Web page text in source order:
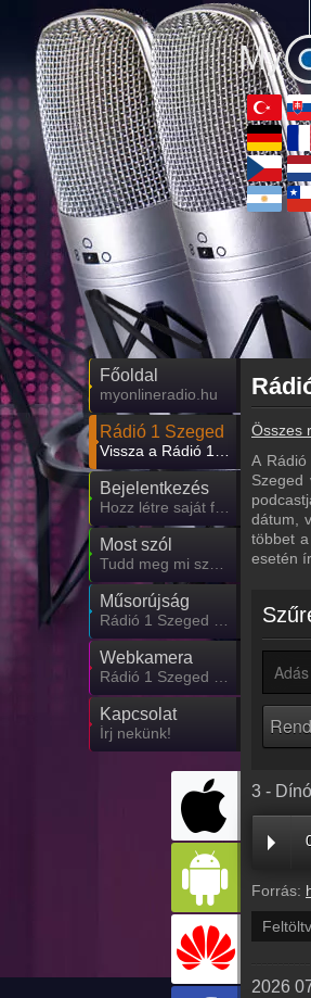
Főoldal
myonlineradio.hu
Rádió 1 Szeged
Vissza a Rádió 1 Szeged oldalára
Bejelentkezés
Hozz létre saját fiókot!
Most szól
Tudd meg mi szólt eddig
Műsorújság
Rádió 1 Szeged műsorai
Webkamera
Rádió 1 Szeged webkamera, élőkép
Kapcsolat
Írj nekünk!
Összes
A
Szeged
dátum,
többet
esetén
3 -
Forrás:
2026